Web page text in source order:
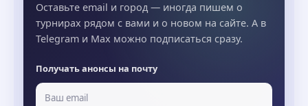
Оставьте email и город — иногда пишем о
турнирах рядом с вами и о новом на сайте. А в
Telegram и Max можно подписаться сразу.
Получать анонсы на почту